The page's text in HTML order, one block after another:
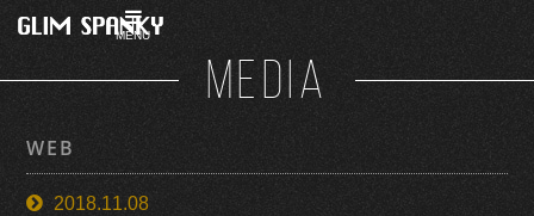
MENU
MEDIA
WEB
2018.11.08